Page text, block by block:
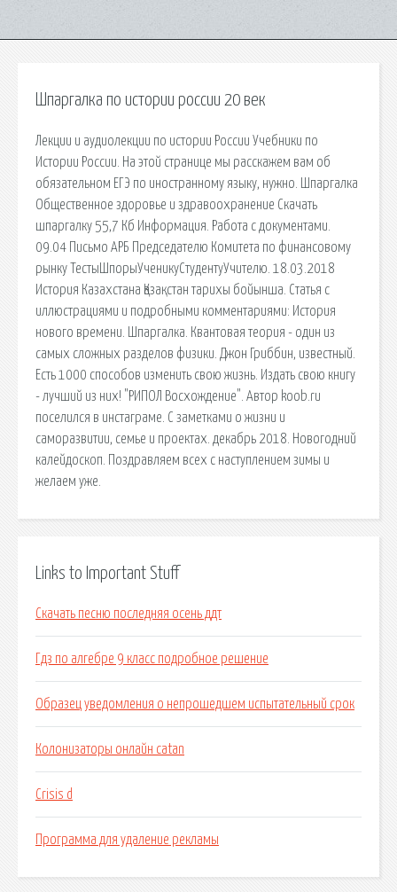
Шпаргалка по истории россии 20 век
Лекции и аудиолекции по истории России Учебники по
Истории России. На этой странице мы расскажем вам об
обязательном ЕГЭ по иностранному языку, нужно. Шпаргалка
Общественное здоровье и здравоохранение Скачать
шпаргалку 55,7 Кб Информация. Работа с документами.
09.04 Письмо АРБ Председателю Комитета по финансовому
рынку ТестыШпорыУченикуСтудентуУчителю. 18.03.2018
История Казахстана Қазақстан тарихы бойынша. Статья с
иллюстрациями и подробными комментариями: История
нового времени. Шпаргалка. Квантовая теория - один из
самых сложных разделов физики. Джон Гриббин, известный.
Есть 1000 способов изменить свою жизнь. Издать свою книгу
- лучший из них! "РИПОЛ Восхождение". Автор koob.ru
поселился в инстаграме. С заметками о жизни и
саморазвитии, семье и проектах. декабрь 2018. Новогодний
калейдоскоп. Поздравляем всех с наступлением зимы и
желаем уже.
Links to Important Stuff
Скачать песню последняя осень ддт
Гдз по алгебре 9 класс подробное решение
Образец уведомления о непрошедшем испытательный срок
Колонизаторы онлайн catan
Crisis d
Программа для удаление рекламы